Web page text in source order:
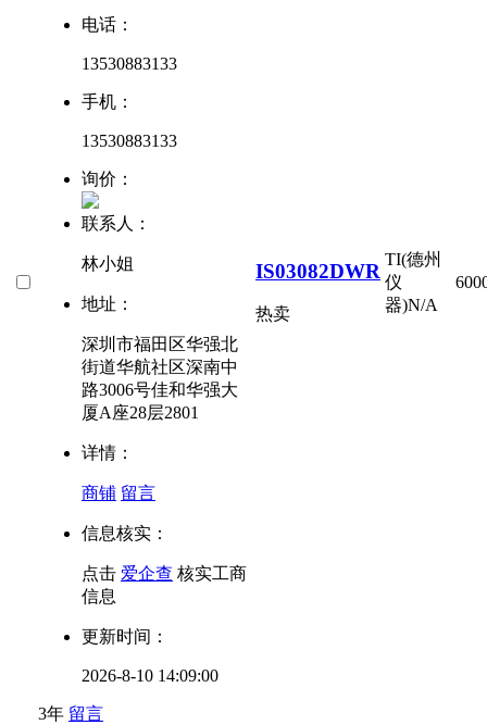
电话：
13530883133
手机：
13530883133
询价：
联系人：
林小姐
地址：
深圳市福田区华强北
街道华航社区深南中
路3006号佳和华强大
厦A座28层2801
详情：
商铺 留言
信息核实：
点击 爱企查 核实工商
信息
更新时间：
2026-8-10 14:09:00
3年 留言
IS03082DWR
热卖
TI(德州
仪
器)N/A